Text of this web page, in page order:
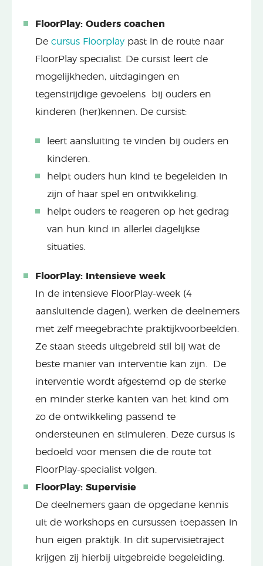
FloorPlay: Ouders coachen
De cursus Floorplay past in de route naar
FloorPlay specialist. De cursist leert de
mogelijkheden, uitdagingen en
tegenstrijdige gevoelens bij ouders en
kinderen (her)kennen. De cursist:
leert aansluiting te vinden bij ouders en
kinderen.
helpt ouders hun kind te begeleiden in
zijn of haar spel en ontwikkeling.
helpt ouders te reageren op het gedrag
van hun kind in allerlei dagelijkse
situaties.
FloorPlay: Intensieve week
In de intensieve FloorPlay-week (4
aansluitende dagen), werken de deelnemers
met zelf meegebrachte praktijkvoorbeelden.
Ze staan steeds uitgebreid stil bij wat de
beste manier van interventie kan zijn. De
interventie wordt afgestemd op de sterke
en minder sterke kanten van het kind om
zo de ontwikkeling passend te
ondersteunen en stimuleren. Deze cursus is
bedoeld voor mensen die de route tot
FloorPlay-specialist volgen.
FloorPlay: Supervisie
De deelnemers gaan de opgedane kennis
uit de workshops en cursussen toepassen in
hun eigen praktijk. In dit supervisietraject
krijgen zij hierbij uitgebreide begeleiding.